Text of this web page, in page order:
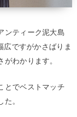
ンティーク泥大島
広ですがかさばりま
わかります。
とでベストマッチ
。